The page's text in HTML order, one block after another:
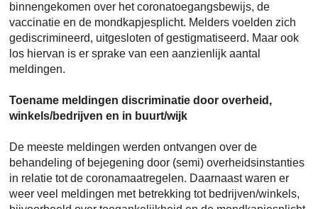
binnengekomen over het coronatoegangsbewijs, de
vaccinatie en de mondkapjesplicht. Melders voelden zich
gediscrimineerd, uitgesloten of gestigmatiseerd. Maar ook
los hiervan is er sprake van een aanzienlijk aantal
meldingen.
Toename meldingen discriminatie door overheid,
winkels/bedrijven en in buurt/wijk
De meeste meldingen werden ontvangen over de
behandeling of bejegening door (semi) overheidsinstanties
in relatie tot de coronamaatregelen. Daarnaast waren er
weer veel meldingen met betrekking tot bedrijven/winkels,